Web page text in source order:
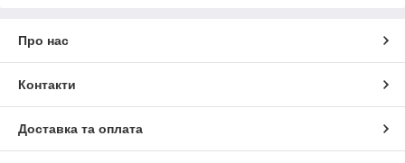
Про нас
Контакти
Доставка та оплата